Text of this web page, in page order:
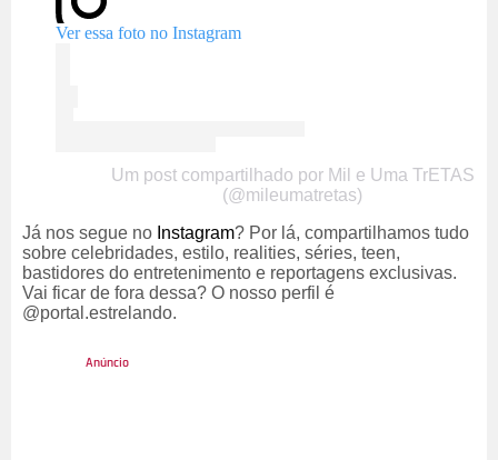
Ver essa foto no Instagram
Um post compartilhado por Mil e Uma TrETAS
(@mileumatretas)
Já nos segue no Instagram? Por lá, compartilhamos tudo
sobre celebridades, estilo, realities, séries, teen,
bastidores do entretenimento e reportagens exclusivas.
Vai ficar de fora dessa? O nosso perfil é
@portal.estrelando.